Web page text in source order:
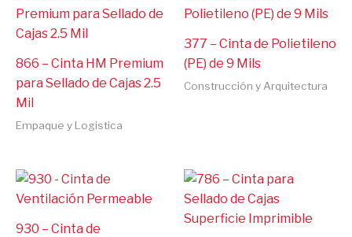
866 – Cinta HM Premium
para Sellado de Cajas 2.5
Mil
Empaque y Logistica
377 – Cinta de Polietileno
(PE) de 9 Mils
Construcción y Arquitectura
930 – Cinta de